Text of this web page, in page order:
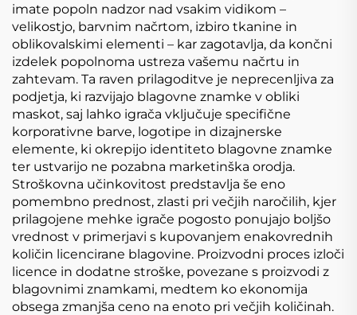
imate popoln nadzor nad vsakim vidikom –
velikostjo, barvnim načrtom, izbiro tkanine in
oblikovalskimi elementi – kar zagotavlja, da končni
izdelek popolnoma ustreza vašemu načrtu in
zahtevam. Ta raven prilagoditve je neprecenljiva za
podjetja, ki razvijajo blagovne znamke v obliki
maskot, saj lahko igrača vključuje specifične
korporativne barve, logotipe in dizajnerske
elemente, ki okrepijo identiteto blagovne znamke
ter ustvarijo ne pozabna marketinška orodja.
Stroškovna učinkovitost predstavlja še eno
pomembno prednost, zlasti pri večjih naročilih, kjer
prilagojene mehke igrače pogosto ponujajo boljšo
vrednost v primerjavi s kupovanjem enakovrednih
količin licencirane blagovine. Proizvodni proces izloči
licence in dodatne stroške, povezane s proizvodi z
blagovnimi znamkami, medtem ko ekonomija
obsega zmanjša ceno na enoto pri večjih količinah.